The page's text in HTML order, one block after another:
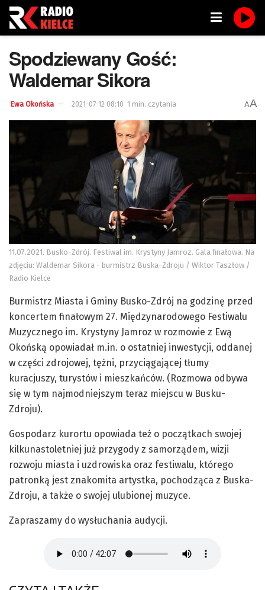
Spodziewany Gość:
Waldemar Sikora
Ewa Okońska 2021-07-12 08:10 1 min. czytania AA
11.07.2021. Busko-Zdrój. Festiwal im. Krystyny Jamroz. Gala finałowa. Na
zdjęciu: Waldemar Sikora - burmistrz Buska-Zdroju / Wiktor Taszłow /
Radio Kielce
Burmistrz Miasta i Gminy Busko-Zdrój na godzinę przed
koncertem finałowym 27. Międzynarodowego Festiwalu
Muzycznego im. Krystyny Jamroz w rozmowie z Ewą
Okońską opowiadał m.in. o ostatniej inwestycji, oddanej
w części zdrojowej, tężni, przyciągającej tłumy
kuracjuszy, turystów i mieszkańców. (Rozmowa odbywa
się w tym najmodniejszym teraz miejscu w Busku-
Zdroju).
Gospodarz kurortu opowiada też o początkach swojej
kilkunastoletniej już przygody z samorządem, wizji
rozwoju miasta i uzdrowiska oraz festiwalu, którego
patronką jest znakomita artystka, pochodząca z Buska-
Zdroju, a także o swojej ulubionej muzyce.
Zapraszamy do wysłuchania audycji.